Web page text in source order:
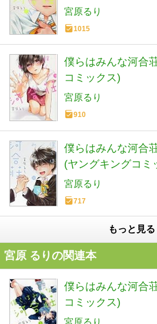
宮原るり
1015
僕らはみんな河合
コミックス)
宮原るり
910
僕らはみんな河合
(ヤングキングコミ
宮原るり
717
もっと見る
宮原 るりの関連本
僕らはみんな河合
コミックス)